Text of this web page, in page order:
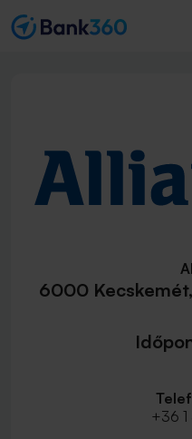
6000
+36